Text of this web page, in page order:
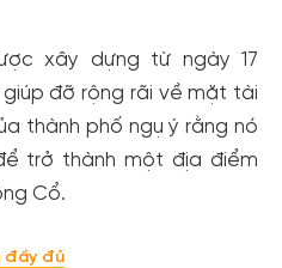
xây dựng từ ngày 17
giúp đỡ rộng rãi về mặt tài
thành phố ngụ ý rằng nó
trở thành một địa điểm
Cổ.
đầy đủ